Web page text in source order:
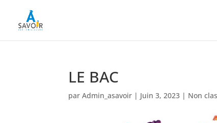
LE BAC
parAdmin_asavoir | Juin 3, 2023 | Non